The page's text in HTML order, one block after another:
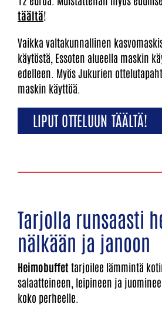
täältä!
Vaikka valtakunnallinen
käytöstä, Essoten alueella maskin
edelleen. Myös Jukurien
maskin käyttöä.
LIPUT OTTELUUN TÄÄLTÄ!
Tarjolla runsaasti
nälkään ja janoon
Heimobuffet tarjoilee lämmintä
salaatteineen, leipineen ja
koko perheelle.